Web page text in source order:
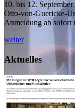
10. bis 12. September
Otto-von-Guericke-
Anmeldung ab sofort
weiter
Aktuelles